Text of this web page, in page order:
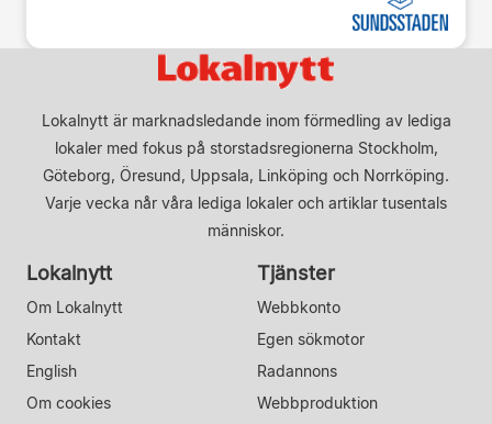
Lokalnytt är marknadsledande inom förmedling av lediga
lokaler med fokus på storstadsregionerna Stockholm,
Göteborg, Öresund, Uppsala, Linköping och Norrköping.
Varje vecka når våra lediga lokaler och artiklar tusentals
människor.
Lokalnytt
Om Lokalnytt
Kontakt
English
Om cookies
Tjänster
Webbkonto
Egen sökmotor
Radannons
Webbproduktion